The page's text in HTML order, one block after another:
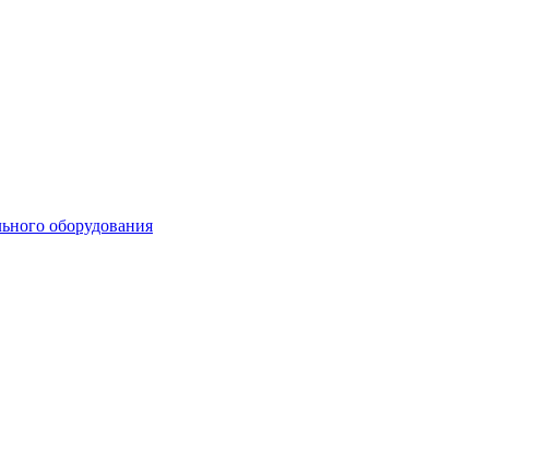
оборудования